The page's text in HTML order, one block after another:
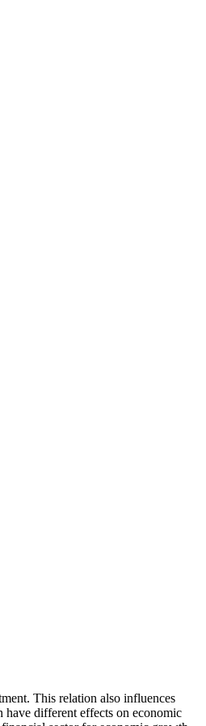
This relation also influences
different effects on economic